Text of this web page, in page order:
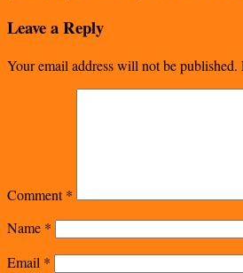
Leave a Reply
Your email address will not be published.
Comment*
Name *
Email *